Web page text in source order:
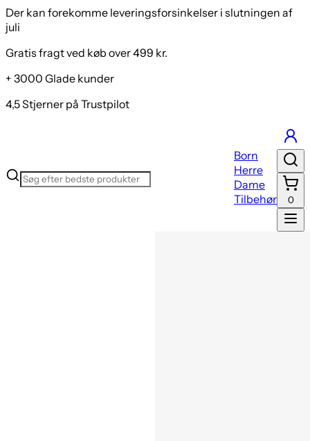
Der kan forekomme leveringsforsinkelser i slutningen af
juli
Gratis fragt ved køb over 499 kr.
+ 3000 Glade kunder
4,5 Stjerner på Trustpilot
Born
Herre
Dame
Tilbehør
0